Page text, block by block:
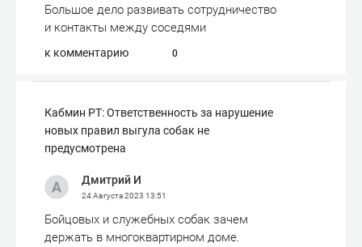
Большое дело развивать сотрудничество
и контакты между соседями
к комментарию 0
Кабмин РТ: Ответственность за нарушение
новых правил выгула собак не
предусмотрена
Дмитрий И
24 Августа 2023 13:51
Бойцовых и служебных собак зачем
держать в многоквартирном доме.